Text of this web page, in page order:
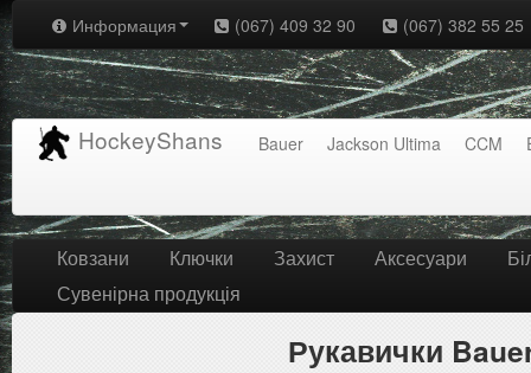
Информация (067) 409 32 90 (067) 382 55 25
HockeyShans Bauer Jackson Ultima CCM
Ковзани Ключки Захист Аксесуари
Сувенірна продукція
Рукавички